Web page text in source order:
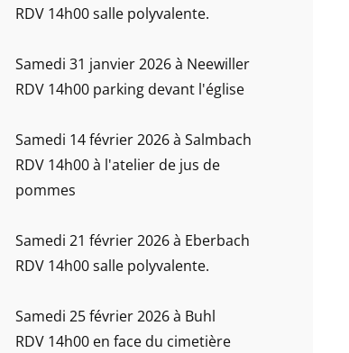
RDV 14h00 salle polyvalente.
Samedi 31 janvier 2026 à Neewiller
RDV 14h00 parking devant l'église
Samedi 14 février 2026 à Salmbach
RDV 14h00 à l'atelier de jus de
pommes
Samedi 21 février 2026 à Eberbach
RDV 14h00 salle polyvalente.
Samedi 25 février 2026 à Buhl
RDV 14h00 en face du cimetière